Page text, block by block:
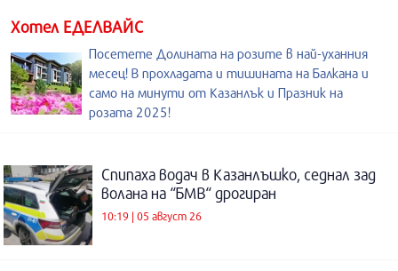
Хотел ЕДЕЛВАЙС
Посетете Долината на розите в най-уханния
месец! В прохладата и тишината на Балкана и
само на минути от Казанлък и Празник на
розата 2025!
Спипаха водач в Казанлъшко, седнал зад
волана на “БМВ“ дрогиран
10:19 | 05 август 26